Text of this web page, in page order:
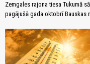
Zemgales rajona tiesa Tukumā
pagājušā gada oktobrī Bauskas